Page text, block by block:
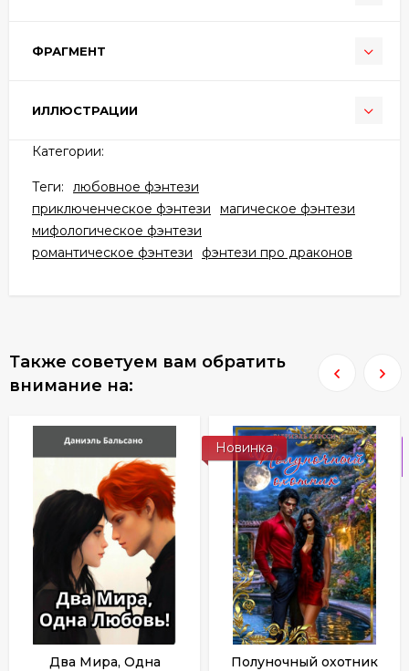
ФРАГМЕНТ
ИЛЛЮСТРАЦИИ
Категории:
Теги:
любовное фэнтези
приключенческое фэнтези
магическое фэнтези
мифологическое фэнтези
романтическое фэнтези
фэнтези про драконов
Также советуем вам обратить
внимание на:
Два Мира, Одна
Новинка
Полуночный охотник